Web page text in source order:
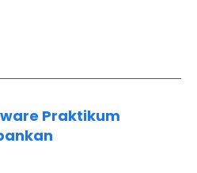
Praktikum